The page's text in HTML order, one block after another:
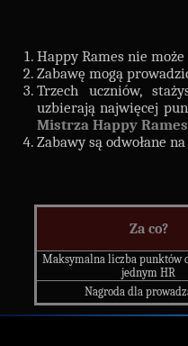
Happy Rames nie
Zabawę mogą
Trzech uczniów,
uzbierają najwięcej
Mistrza Happy Rames
Zabawy są odwołane
Za co?
Maksymalna liczba punktów
jednym HR
Nagroda dla